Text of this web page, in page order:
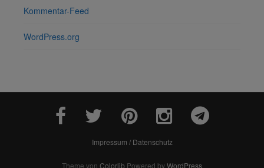
Kommentar-Feed
WordPress.org
Impressum / Datenschutz
Theme von Colorlib Powered byWordPress